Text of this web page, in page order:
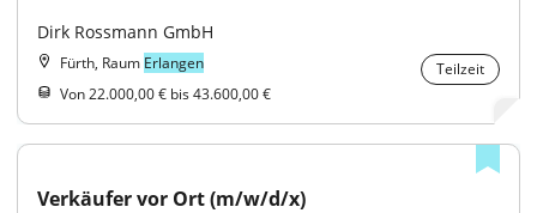
Dirk Rossmann GmbH
Fürth, Raum Erlangen
Teilzeit
Von 22.000,00 € bis 43.600,00 €
Verkäufer vor Ort (m/w/d/x)